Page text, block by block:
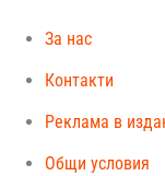
За нас
Контакти
Реклама в
Общи условия